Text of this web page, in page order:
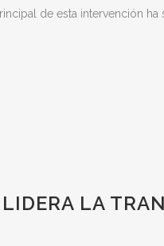
de esta intervención
LIDERA LA